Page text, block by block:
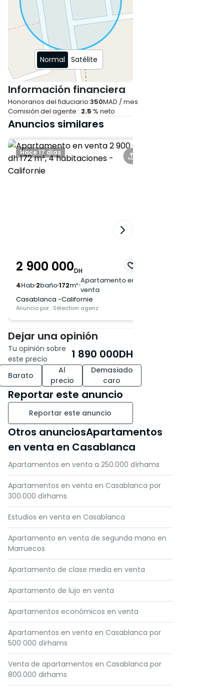
Oeste
Orientación de las
habitaciones : Oeste
Sin vistas enfrentadas
Normal Satélite
Información financiera
Honorarios del fiduciario:350MAD / mes
Comisión del agente : 2.5 % neto
Anuncios similares
Hace 17 días
2 900 000DH
4Hab 2baño172m²Apartamento en
venta
Casablanca -Californie
Anuncio por : Sélection agenz
Dejar una opinión
Tu opinión sobre
este precio
1 890 000DH
Barato
Al
precio
Demasiado
caro
Reportar este anuncio
Reportar este anuncio
Otros anunciosApartamentos
en venta en Casablanca
Apartamentos en venta a 250.000 dírhams
Apartamentos en venta en Casablanca por
300.000 dírhams
Estudios en venta en Casablanca
Apartamento en venta de segunda mano en
Marruecos
Apartamento de clase media en venta
Apartamento de lujo en venta
Apartamentos económicos en venta
Apartamentos en venta en Casablanca por
500 000 dírhams
Venta de apartamentos en Casablanca por
800.000 dirhams